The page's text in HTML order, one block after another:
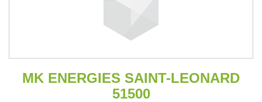
MK ENERGIES SAINT-LEONARD
51500